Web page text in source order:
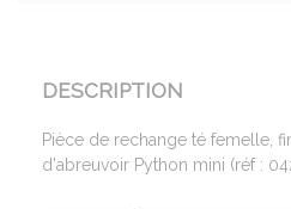
DESCRIPTION
Pièce de rechange té femelle,
d'abreuvoir Python mini (réf :